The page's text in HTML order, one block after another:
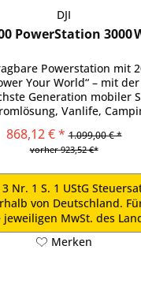
DJI
PowerStation 3000
Powerstation mit
Your World“ – mit der
Generation mobiler
Vanlife,
868,12 € * 1.099,00 € *
vorher 923,52 €*
Nr. 1 S. 1 UStG
von Deutschland.
MwSt. des
Merken